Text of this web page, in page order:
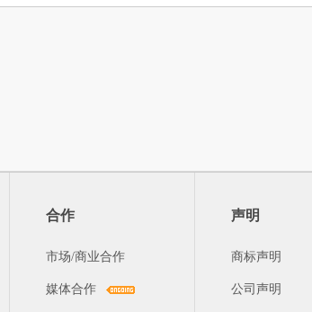
合作
市场/商业合作
媒体合作
声明
商标声明
公司声明